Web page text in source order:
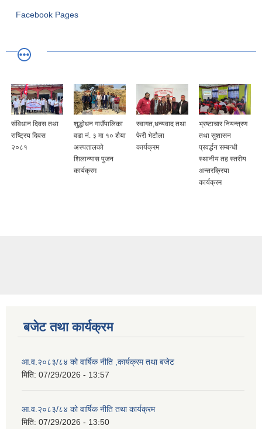
Facebook Pages
संविधान दिवस तथा
राष्ट्रिय दिवस
२०८१
शुद्धोधन गाउँपालिका
वडा नं. ३ मा १० शैया
अस्पतालको
शिलान्यास पुजन
कार्यक्रम
स्वागत,धन्यवाद तथा
फेरी भेटौला
कार्यक्रम
भ्रष्टाचार नियन्त्रण
तथा सुशासन
प्रवर्द्धन सम्बन्धी
स्थानीय तह स्तरीय
अन्तरक्रिया
कार्यक्रम
बजेट तथा कार्यक्रम
आ.व.२०८३/८४ को वार्षिक नीति ,कार्यक्रम तथा बजेट
मिति: 07/29/2026 - 13:57
आ.व.२०८३/८४ को वार्षिक नीति तथा कार्यक्रम
मिति: 07/29/2026 - 13:50